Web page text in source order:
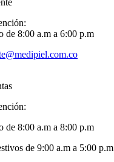
de 8:00 a.m a 6:00 p.m
de 8:00 a.m a 8:00 p.m
de 9:00 a.m a 5:00 p.m